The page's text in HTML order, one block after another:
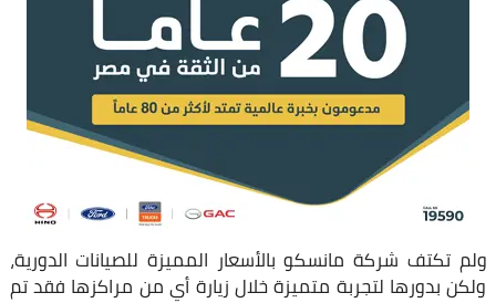
ولم تكتف شركة مانسكو بالأسعار المميزة للصيانات الدورية،
ولكن بدورها لتجربة متميزة خلال زيارة أي من مراكزها فقد تم